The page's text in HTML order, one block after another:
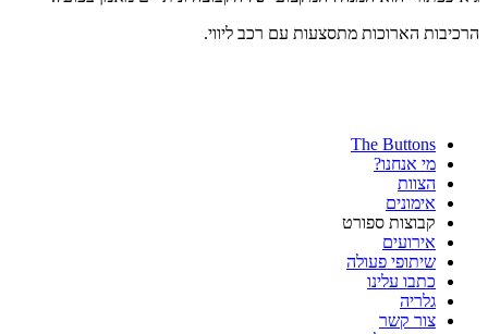
הרכיבות הארוכות מתסצעות עם רכב ליווי.
The Buttons
מי אנחנו?
הצוות
אימונים
קבוצות ספורט
אירועים
שיתופי פעולה
כתבו עלינו
גלריה
צור קשר